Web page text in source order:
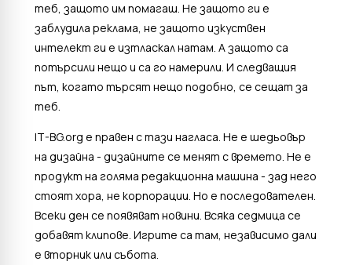
теб, защото им помагаш. Не защото ги е
заблудила реклама, не защото изкуствен
интелект ги е изтласкал натам. А защото са
потърсили нещо и са го намерили. И следващия
път, когато търсят нещо подобно, се сещат за
теб.
IT-BG.org е правен с тази нагласа. Не е шедьовър
на дизайна - дизайните се менят с времето. Не е
продукт на голяма редакционна машина - зад него
стоят хора, не корпорации. Но е последователен.
Всеки ден се появяват новини. Всяка седмица се
добавят клипове. Игрите са там, независимо дали
е вторник или събота.